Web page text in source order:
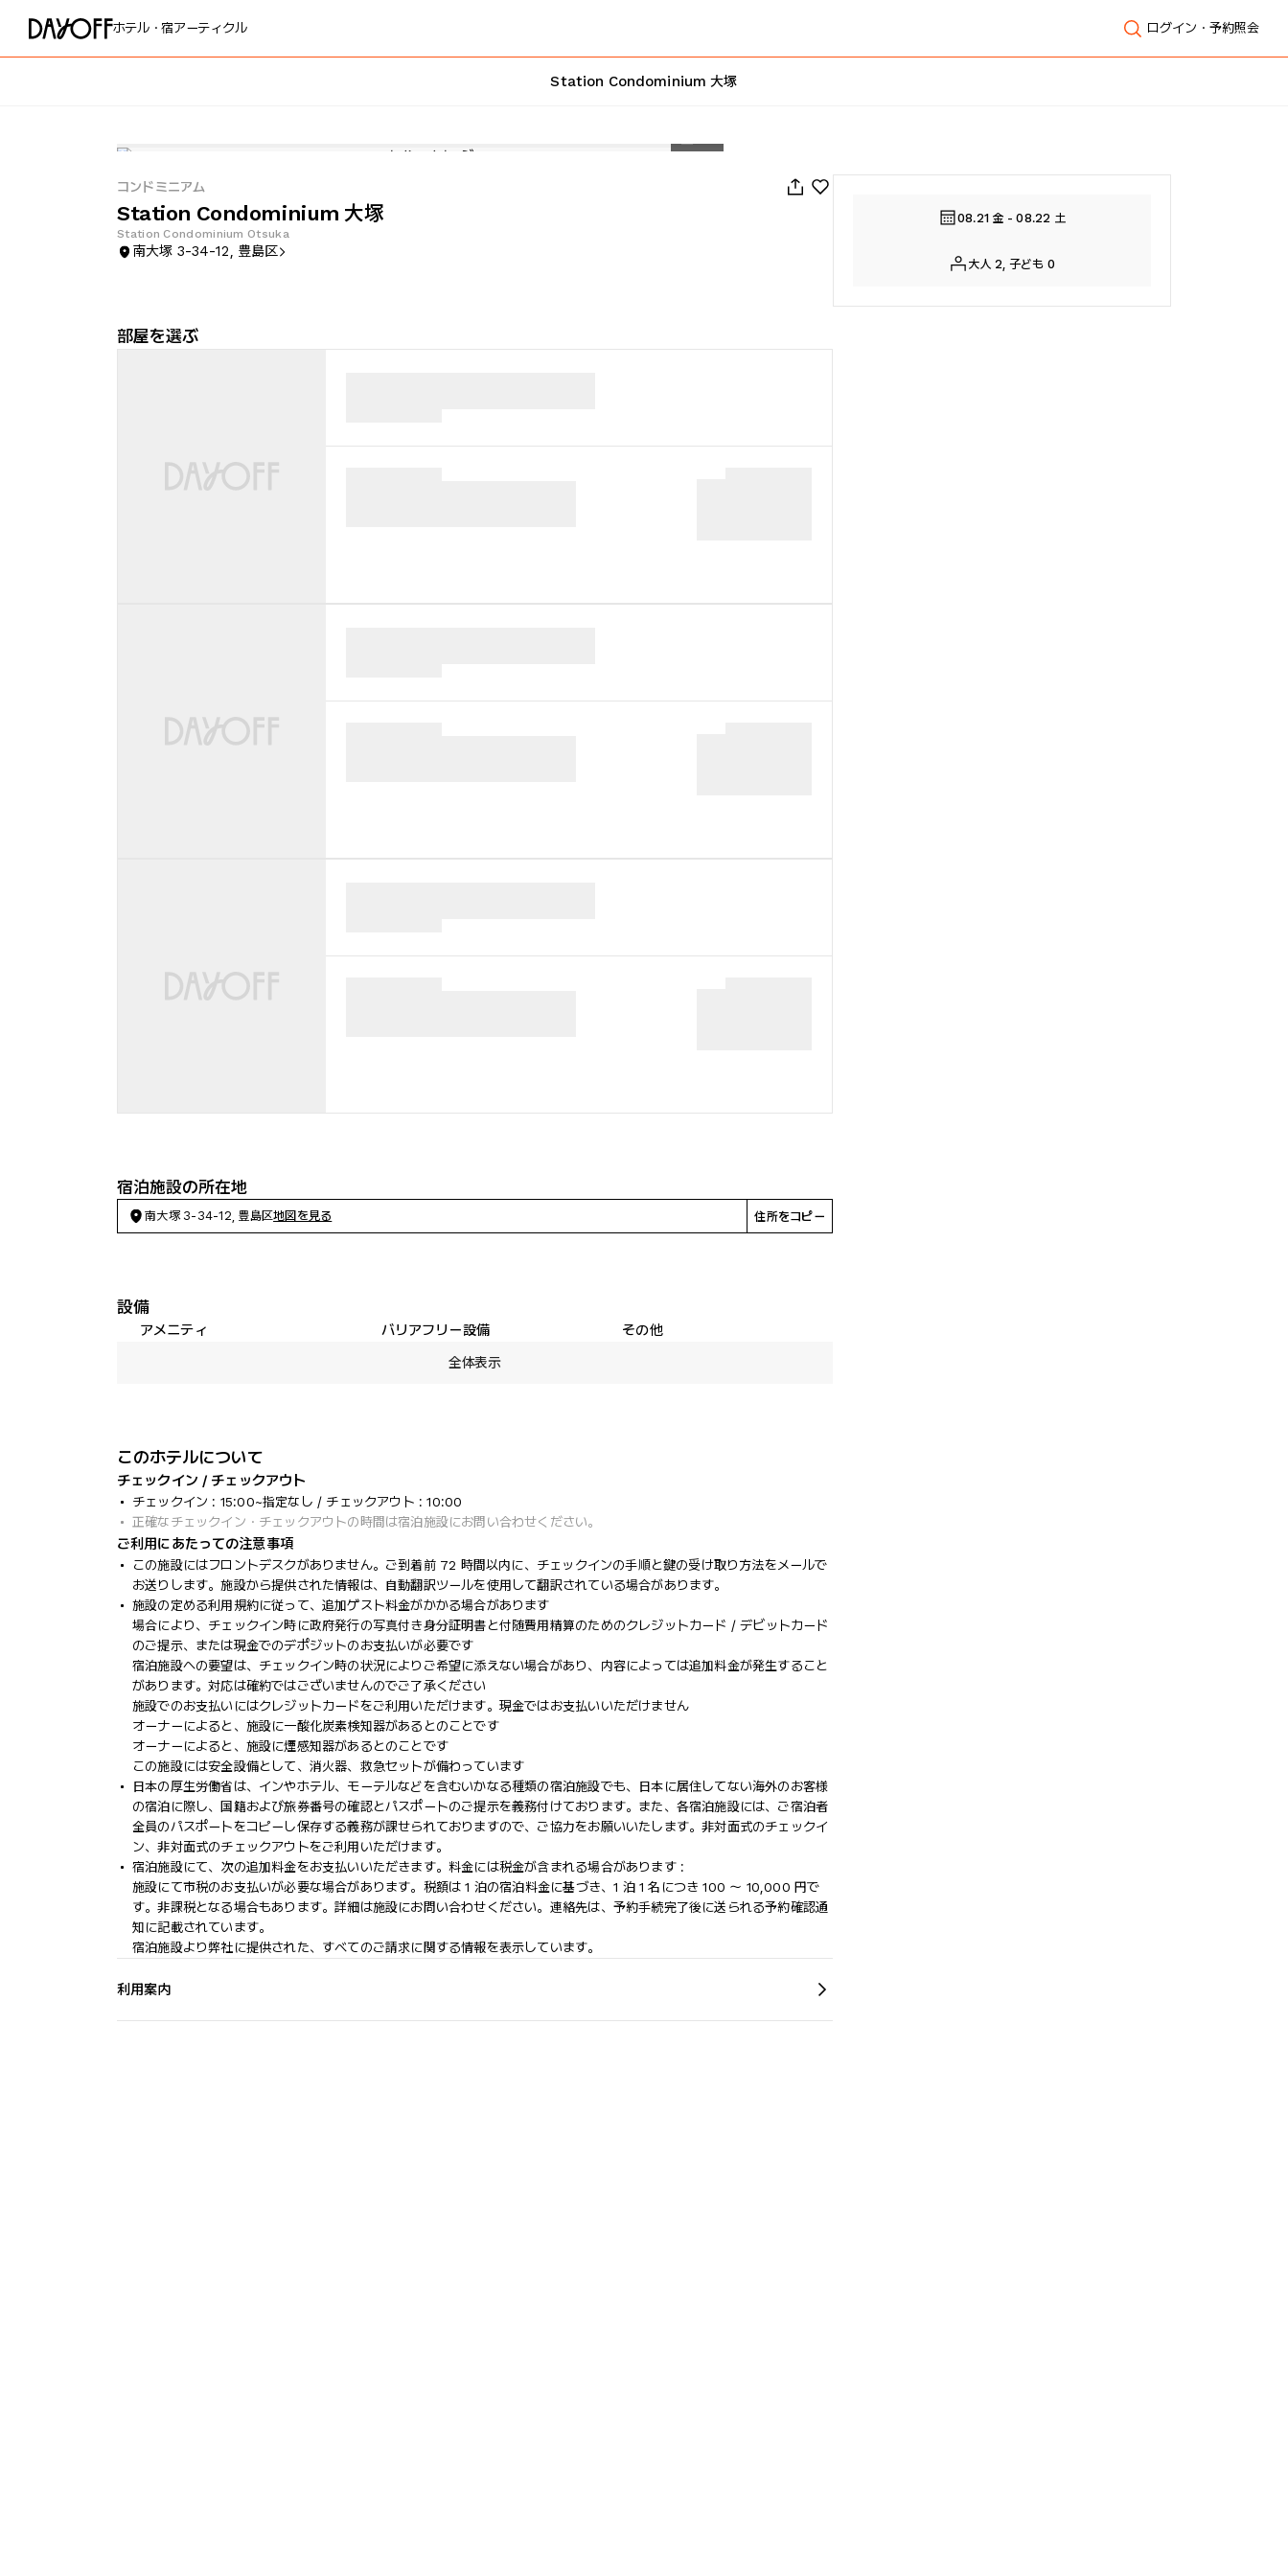
ホテル・宿アーティクル ログイン・予約照会
Station Condominium 大塚
コンドミニアム
Station Condominium 大塚
Station Condominium Otsuka
南大塚 3-34-12, 豊島区
部屋を選ぶ
宿泊施設の所在地
南大塚 3-34-12, 豊島区地図を見る 住所をコピー
設備
アメニティ バリアフリー設備
その他
全体表示
このホテルについて
チェックイン / チェックアウト
チェックイン : 15:00~指定なし / チェックアウト : 10:00
正確なチェックイン・チェックアウトの時間は宿泊施設にお問い合わせください。
ご利用にあたっての注意事項
この施設にはフロントデスクがありません。ご到着前 72 時間以内に、チェックインの手順と鍵の受け取り方法をメールで
お送りします。施設から提供された情報は、自動翻訳ツールを使用して翻訳されている場合があります。
施設の定める利用規約に従って、追加ゲスト料金がかかる場合があります
場合により、チェックイン時に政府発行の写真付き身分証明書と付随費用精算のためのクレジットカード / デビットカード
のご提示、または現金でのデポジットのお支払いが必要です
宿泊施設への要望は、チェックイン時の状況によりご希望に添えない場合があり、内容によっては追加料金が発生すること
があります。対応は確約ではございませんのでご了承ください
施設でのお支払いにはクレジットカードをご利用いただけます。現金ではお支払いいただけません
オーナーによると、施設に一酸化炭素検知器があるとのことです
オーナーによると、施設に煙感知器があるとのことです
この施設には安全設備として、消火器、救急セットが備わっています
日本の厚生労働省は、インやホテル、モーテルなどを含むいかなる種類の宿泊施設でも、日本に​居住してない海外のお客様
の宿泊に際し、国籍および旅券番号の確認とパスポートのご提示を義務付け​ております。また、各宿泊施設には、ご宿泊者
全員のパスポートをコピーし保存する義務が課せられておりますの​で、ご協力をお願いいたします。非対面式のチェックイ
ン、非対面式のチェックアウトをご利用いただけます。
宿泊施設にて、次の追加料金をお支払いいただきます。料金には税金が含まれる場合があります :
施設にて市税のお支払いが必要な場合があります。税額は 1 泊の宿泊料金に基づき、1 泊 1 名につき 100 ～ 10,000 円で
す。非課税となる場合もあります。詳細は施設にお問い合わせください。連絡先は、予約手続完了後に送られる予約確認通
知に記載されています。
宿泊施設より弊社に提供された、すべてのご請求に関する情報を表示しています。
利用案内
08.21 金 - 08.22 土
大人 2, 子ども 0